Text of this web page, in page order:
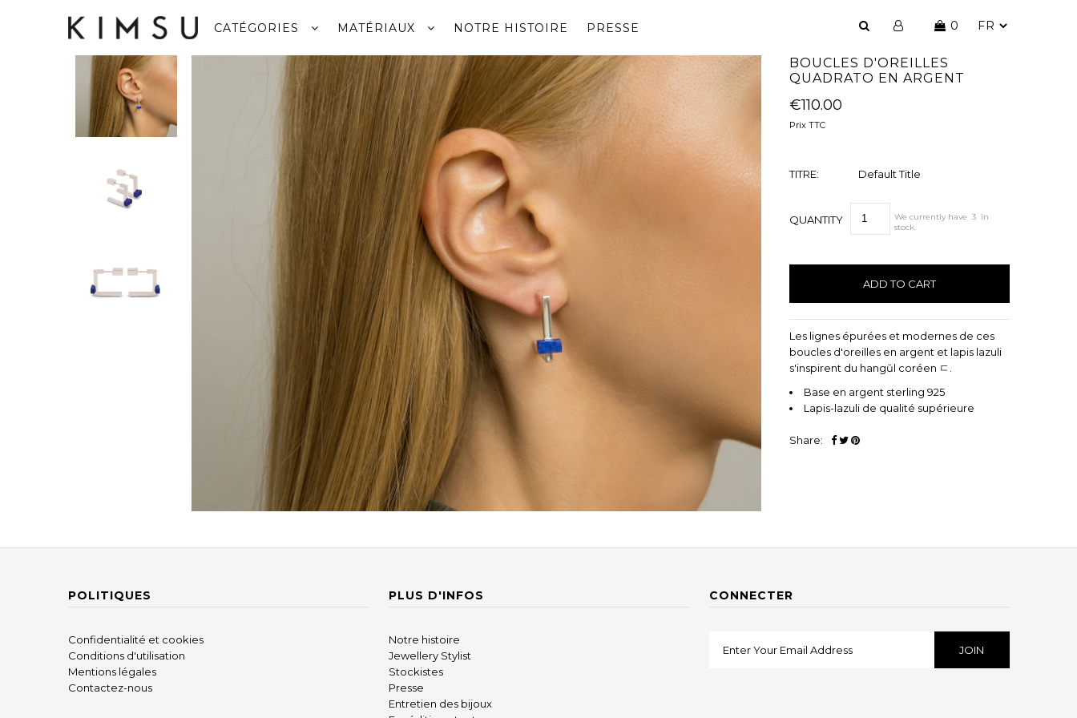
CATÉGORIES MATÉRIAUX NOTRE HISTOIRE PRESSE 0
BOUCLES D'OREILLES
QUADRATO EN ARGENT
€110.00
Prix TTC
TITRE: Default Title
QUANTITY We currently have 3 in
stock.
Les lignes épurées et modernes de ces
boucles d'oreilles en argent et lapis lazuli
s'inspirent du hangŭl coréen ㄷ.
Base en argent sterling 925
Lapis-lazuli de qualité supérieure
Share:
POLITIQUES
Confidentialité et cookies
Conditions d'utilisation
Mentions légales
Contactez-nous
PLUS D'INFOS
Notre histoire
Jewellery Stylist
Stockistes
Presse
Entretien des bijoux
CONNECTER